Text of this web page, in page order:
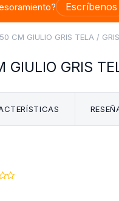
Escríbenos
CM GIULIO GRIS TELA /
GRIS